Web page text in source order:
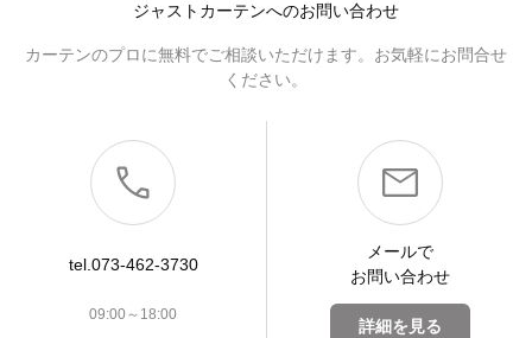
ジャストカーテンへのお問い合わせ
カーテンのプロに無料でご相談いただけます。お気軽にお問合せ
ください。
tel.073-462-3730
09:00～18:00
メールで
お問い合わせ
詳細を見る